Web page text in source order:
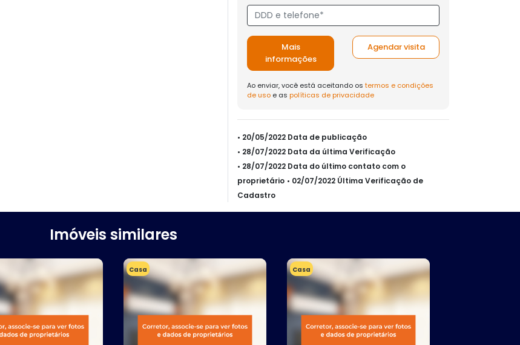
Mais
informações
Agendar visita
Ao enviar, você está aceitando os termos e condições
de uso e as políticas de privacidade
• 20/05/2022 Data de publicação
• 28/07/2022 Data da última Verificação
• 28/07/2022 Data do último contato com o
proprietário • 02/07/2022 Última Verificação de
Cadastro
Imóveis similares
Casa Casa